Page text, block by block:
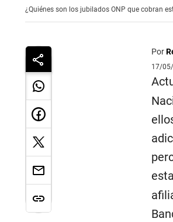
¿Quiénes son los jubilados ONP que cobran
Por
17/